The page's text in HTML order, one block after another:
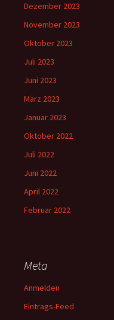
Dezember 2023
November 2023
Oktober 2023
Juli 2023
Juni 2023
März 2023
Januar 2023
Oktober 2022
Juli 2022
Juni 2022
April 2022
Februar 2022
Meta
Anmelden
Eintrags-Feed